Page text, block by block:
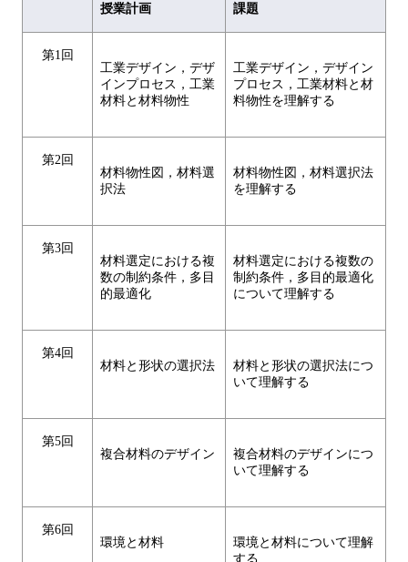
授業計画 課題
第1回
工業デザイン，デザ
インプロセス，工業
材料と材料物性
工業デザイン，デザイン
プロセス，工業材料と材
料物性を理解する
第2回
材料物性図，材料選
択法
材料物性図，材料選択法
を理解する
第3回
材料選定における複
数の制約条件，多目
的最適化
材料選定における複数の
制約条件，多目的最適化
について理解する
第4回
材料と形状の選択法
材料と形状の選択法につ
いて理解する
第5回
複合材料のデザイン
複合材料のデザインにつ
いて理解する
第6回
環境と材料
環境と材料について理解
する